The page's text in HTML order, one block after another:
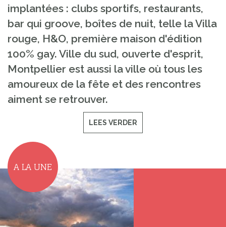
implantées : clubs sportifs, restaurants,
bar qui groove, boîtes de nuit, telle la Villa
rouge, H&O, première maison d'édition
100% gay. Ville du sud, ouverte d'esprit,
Montpellier est aussi la ville où tous les
amoureux de la fête et des rencontres
aiment se retrouver.
LEES VERDER
A LA UNE